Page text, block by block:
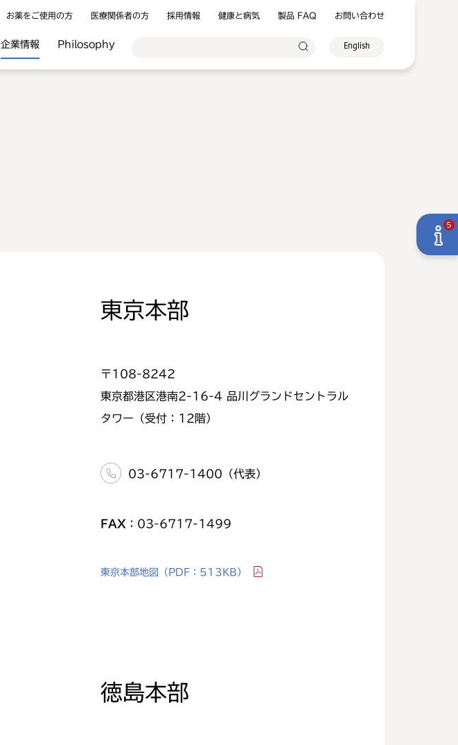
お薬をご使用の方 医療関係者の方 採用情報 健康と病気 製品 FAQ お問い合わせ
企業情報 Philosophy English
東京本部
〒108-8242
東京都港区港南2-16-4 品川グランドセントラル
タワー（受付：12階）
03-6717-1400（代表）
FAX ：03-6717-1499
東京本部地図 （PDF：513KB）
徳島本部
5